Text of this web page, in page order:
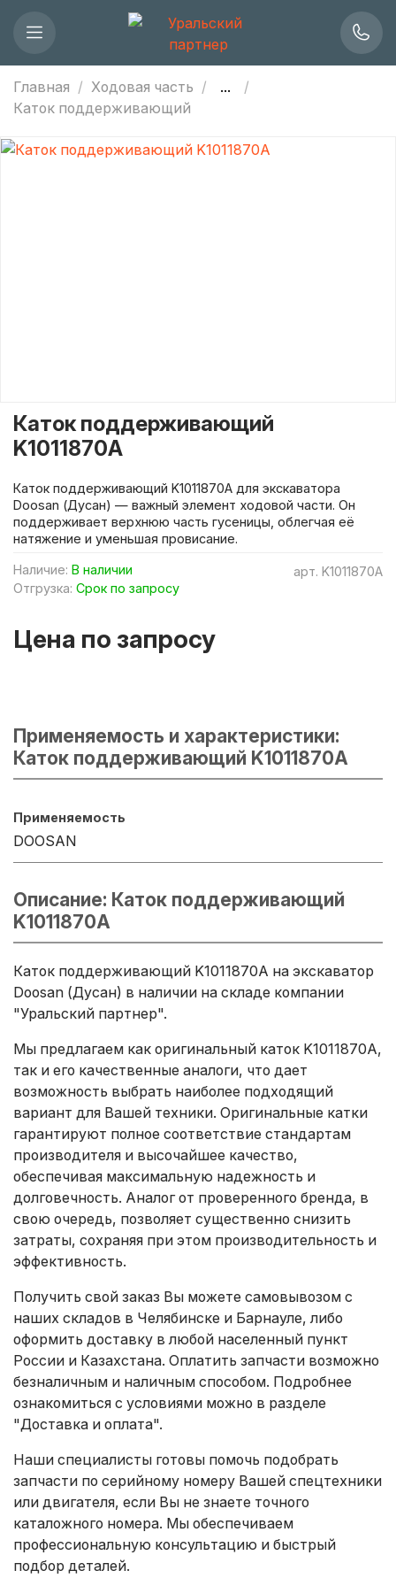
Главная Ходовая часть
...
Каток поддерживающий
арт. K1011870A
Наличие: В наличии
Отгрузка: Срок по запросу
Каток поддерживающий
K1011870A
Цена по запросу
Каток поддерживающий K1011870A для экскаватора
Doosan (Дусан) — важный элемент ходовой части. Он
поддерживает верхнюю часть гусеницы, облегчая её
натяжение и уменьшая провисание.
Применяемость и характеристики:
Каток поддерживающий K1011870A
Применяемость
DOOSAN
Описание: Каток поддерживающий
K1011870A
Каток поддерживающий K1011870A на экскаватор
Doosan (Дусан) в наличии на складе компании
"Уральский партнер".
Мы предлагаем как оригинальный каток K1011870A,
так и его качественные аналоги, что дает
возможность выбрать наиболее подходящий
вариант для Вашей техники. Оригинальные катки
гарантируют полное соответствие стандартам
производителя и высочайшее качество,
обеспечивая максимальную надежность и
долговечность. Аналог от проверенного бренда, в
свою очередь, позволяет существенно снизить
затраты, сохраняя при этом производительность и
эффективность.
Получить свой заказ Вы можете самовывозом с
наших складов в Челябинске и Барнауле, либо
оформить доставку в любой населенный пункт
России и Казахстана. Оплатить запчасти возможно
безналичным и наличным способом. Подробнее
ознакомиться с условиями можно в разделе
"Доставка и оплата".
Наши специалисты готовы помочь подобрать
запчасти по серийному номеру Вашей спецтехники
или двигателя, если Вы не знаете точного
каталожного номера. Мы обеспечиваем
профессиональную консультацию и быстрый
подбор деталей.